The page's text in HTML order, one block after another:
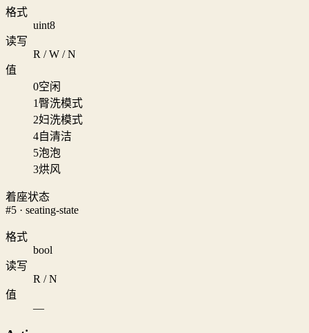
格式
uint8
读写
R / W / N
值
0空闲
1臀洗模式
2妇洗模式
4自清洁
5泡泡
3烘风
着座状态
#5 · seating-state
格式
bool
读写
R / N
值
—